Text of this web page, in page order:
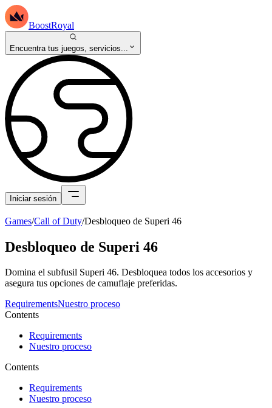
BoostRoyal
Encuentra tus juegos, servicios...
Iniciar sesión
Games/Call of Duty/Desbloqueo de Superi 46
Desbloqueo de Superi 46
Domina el subfusil Superi 46. Desbloquea todos los accesorios y
asegura tus opciones de camuflaje preferidas.
RequirementsNuestro proceso
Contents
Requirements
Nuestro proceso
Contents
Requirements
Nuestro proceso